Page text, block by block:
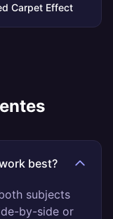
Carpet Effect
best?
subjects
by-side or